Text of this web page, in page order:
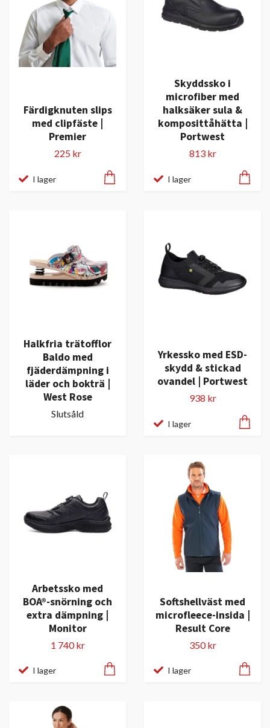
Färdigknuten slips
med clipfäste |
Premier
225 kr
I lager
Skyddssko i
microfiber med
halksäker sula &
komposittåhätta |
Portwest
813 kr
I lager
Halkfria trätofflor
Baldo med
fjäderdämpning i
läder och bokträ |
West Rose
Slutsåld
Yrkessko med ESD-
skydd & stickad
ovandel | Portwest
938 kr
I lager
Arbetssko med
BOA®-snörning och
extra dämpning |
Monitor
1 740 kr
I lager
Softshellväst med
microfleece-insida |
Result Core
350 kr
I lager